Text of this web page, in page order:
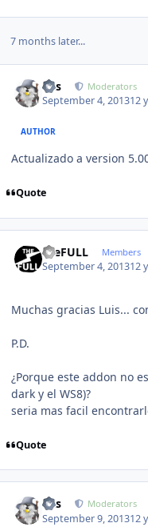
7 months later...
luis Moderators
September 4, 201312
AUTHOR
Actualizado a version
Quote
theFULL Members
September 4, 201312
Muchas gracias Luis...
P.D.
¿Porque este addon no
dark y el WS8)?
seria mas facil
Quote
luis Moderators
September 9, 201312